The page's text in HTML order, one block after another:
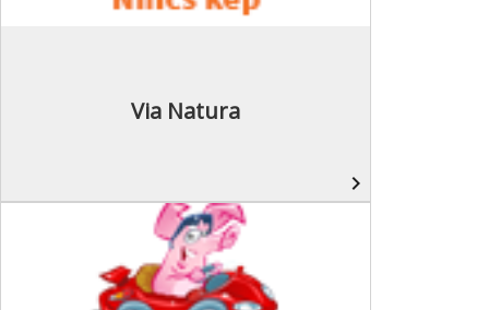
Via Natura
navigate_next